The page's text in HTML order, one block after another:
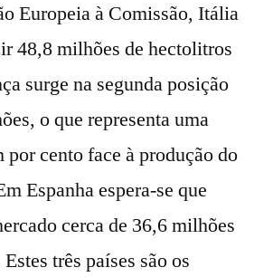
Europeia à Comissão, Itália
48,8 milhões de hectolitros
surge na segunda posição
o que representa uma
por cento face à produção do
Espanha espera-se que
cerca de 36,6 milhões
três países são os